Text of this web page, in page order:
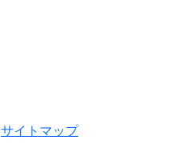
サイトマップ